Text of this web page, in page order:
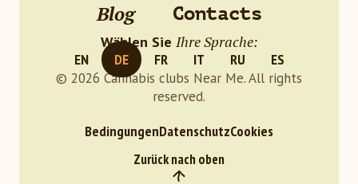
Blog Contacts
Wählen Sie Ihre Sprache:
EN DE FR IT RU ES
© 2026 Cannabis clubs Near Me. All rights
reserved.
BedingungenDatenschutzCookies
Zurück nach oben